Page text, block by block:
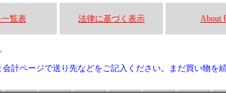
覧表 法律に基づく表示 About
計ページで送り先などをご記入ください。まだ買い物を